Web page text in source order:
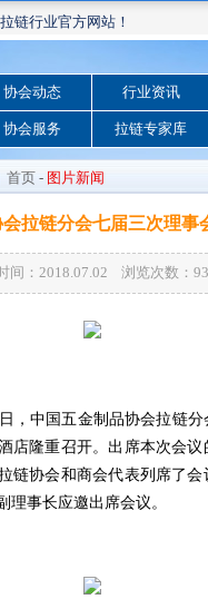
链行业官方网站！
协会动态 行业资讯
协会服务 拉链专家库
首页- 图片新闻
拉链分会七届三次理事
间：2018.07.02 浏览次数：
，中国五金制品协会拉链
店隆重召开。出席本次会议
链协会和商会代表列席了会
理事长应邀出席会议。